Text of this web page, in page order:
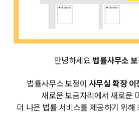
안녕하세요 법률사무소
법률사무소 보정이 사무실 확장 이
새로운 보금자리에서 새로운
더 나은 법률 서비스를 제공하기 위해